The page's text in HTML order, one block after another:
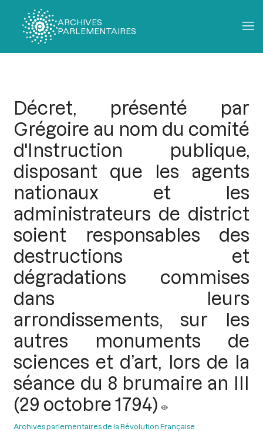
ARCHIVES
PARLEMENTAIRES
Décret, présenté par
Grégoire au nom du comité
d'Instruction publique,
disposant que les agents
nationaux et les
administrateurs de district
soient responsables des
destructions et
dégradations commises
dans leurs
arrondissements, sur les
autres monuments de
sciences et d’art, lors de la
séance du 8 brumaire an III
(29 octobre 1794)
Archives parlementaires de la Révolution Française